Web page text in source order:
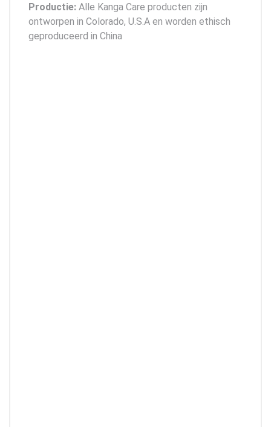
Productie: Alle Kanga Care producten zijn
ontworpen in Colorado, U.S.A en worden ethisch
geproduceerd in China